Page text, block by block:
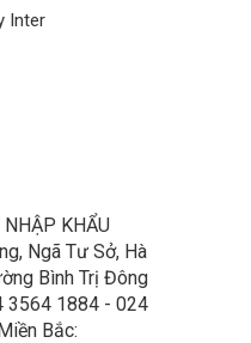
Inter
NHẬP KHẨU
Ngã Tư Sở, Hà
Bình Trị Đông
3564 1884 - 024
Bắc: